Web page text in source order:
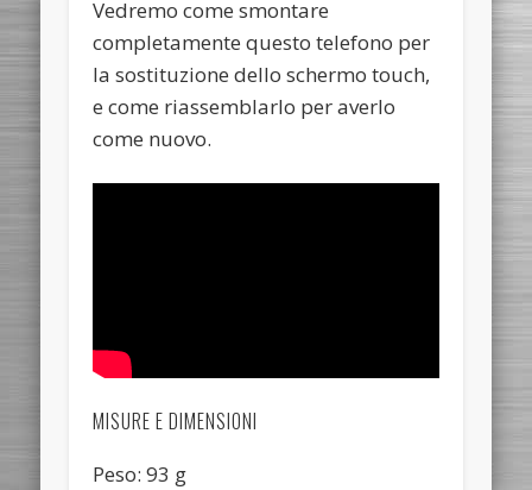
Vedremo come smontare
completamente questo telefono per
la sostituzione dello schermo touch,
e come riassemblarlo per averlo
come nuovo.
MISURE E DIMENSIONI
Peso: 93 g